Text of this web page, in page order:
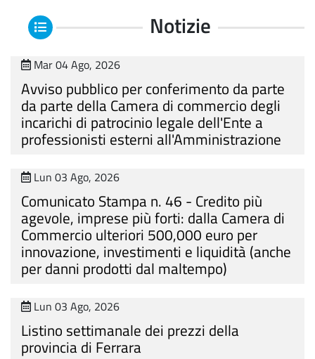
Notizie
Mar 04 Ago, 2026
Avviso pubblico per conferimento da parte
da parte della Camera di commercio degli
incarichi di patrocinio legale dell'Ente a
professionisti esterni all'Amministrazione
Lun 03 Ago, 2026
Comunicato Stampa n. 46 - Credito più
agevole, imprese più forti: dalla Camera di
Commercio ulteriori 500,000 euro per
innovazione, investimenti e liquidità (anche
per danni prodotti dal maltempo)
Lun 03 Ago, 2026
Listino settimanale dei prezzi della
provincia di Ferrara